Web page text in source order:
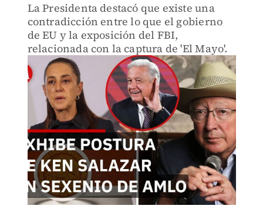
La Presidenta destacó que existe una
contradicción entre lo que el gobierno
de EU y la exposición del FBI,
relacionada con la captura de 'El Mayo'.